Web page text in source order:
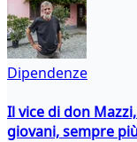
Dipendenze
Il vice di don
giovani, sempre